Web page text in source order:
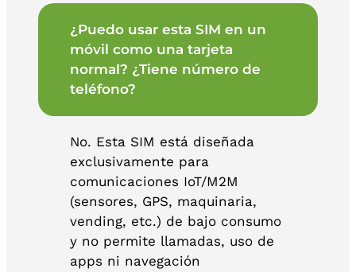
¿Puedo usar esta SIM en un
móvil como una tarjeta
normal? ¿Tiene número de
teléfono?
No. Esta SIM está diseñada
exclusivamente para
comunicaciones IoT/M2M
(sensores, GPS, maquinaria,
vending, etc.) de bajo consumo
y no permite llamadas, uso de
apps ni navegación